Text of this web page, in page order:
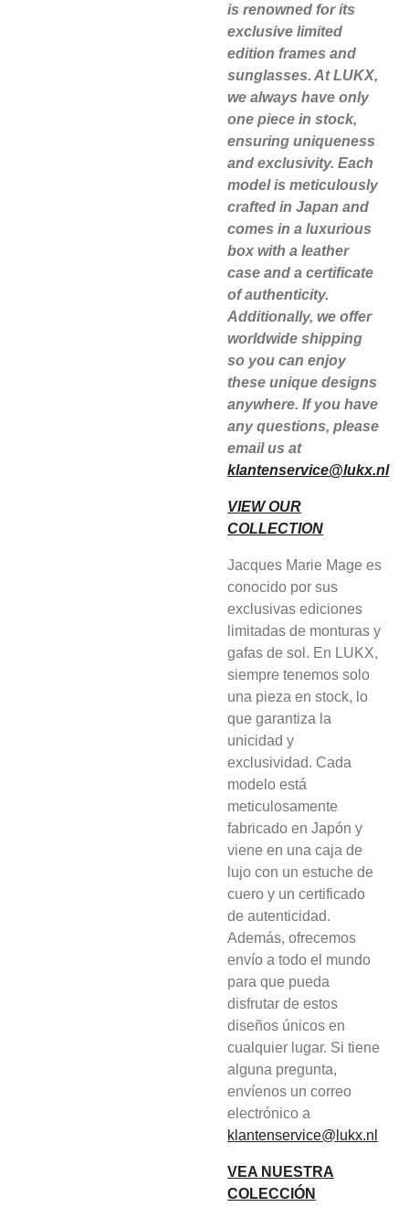
is renowned for its
exclusive limited
edition frames and
sunglasses. At LUKX,
we always have only
one piece in stock,
ensuring uniqueness
and exclusivity. Each
model is meticulously
crafted in Japan and
comes in a luxurious
box with a leather
case and a certificate
of authenticity.
Additionally, we offer
worldwide shipping
so you can enjoy
these unique designs
anywhere. If you have
any questions, please
email us at
klantenservice@lukx.nl
VIEW OUR
COLLECTION
Jacques Marie Mage es
conocido por sus
exclusivas ediciones
limitadas de monturas y
gafas de sol. En LUKX,
siempre tenemos solo
una pieza en stock, lo
que garantiza la
unicidad y
exclusividad. Cada
modelo está
meticulosamente
fabricado en Japón y
viene en una caja de
lujo con un estuche de
cuero y un certificado
de autenticidad.
Además, ofrecemos
envío a todo el mundo
para que pueda
disfrutar de estos
diseños únicos en
cualquier lugar. Si tiene
alguna pregunta,
envíenos un correo
electrónico a
klantenservice@lukx.nl
VEA NUESTRA
COLECCIÓN